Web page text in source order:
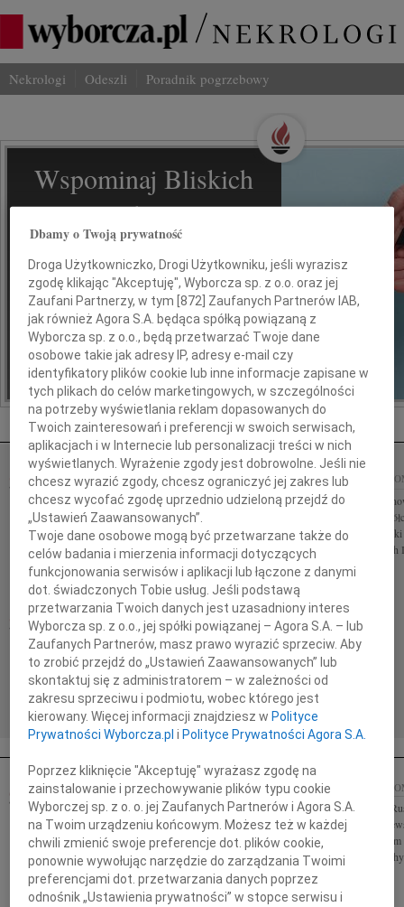
Nekrologi Odeszli Poradnik pogrzebowy
Wspominaj Bliskich
Na Odeszli.pl
Jak ich zapamiętaliśmy? Serwis
odeszli.pl z Grupy Wyborcza, to
możliwość stworzenia unikalnego
wspomnienia. Dziel się nim z rodziną i
przyjaciółmi.
*ogłoszenie
Nekrologi Radom
06.08.2026RADOM
Annie Ciskowskiej wyrazy najgłębszego
współczucia z powodu śmierci Mamy składają
Zarząd oraz koleżanki i koledzy z firmy FUNAM Sp.
z o.o. Wrocław Aniu, z wielkim żalem i...
06.08.2026
Sędziemu
głębokiemu
składają
Sędziów
06.08.2026
Sędziemu Marcinowi Kobylskiemu wyrazy
głębokiemu współczucia z powodu śmierci Taty
składają Koleżanki i Koledzy ze Stowarzyszenia
Sędziów Polskich IUSTITIA...
04.06.2021RADOM
Drogiemu Koledze Piotrowi Świercz wyrazy
głębokiego współczucia z powodu śmierci Taty
składają Przyjaciele z Centrum Prawa Bankowego i
Informacji Sp. z o.o.
28.05.2021
Panu Leszkowi
im. Jacka
Rodzinie i
żalu i słowa
Dbamy o Twoją prywatność
Droga Użytkowniczko, Drogi Użytkowniku, jeśli wyrazisz
zgodę klikając "Akceptuję", Wyborcza sp. z o.o. oraz jej
Zaufani Partnerzy, w tym [872 ] Zaufanych Partnerów IAB,
jak również Agora S.A. będąca spółką powiązaną z
Wyborcza sp. z o.o., będą przetwarzać Twoje dane
osobowe takie jak adresy IP, adresy e-mail czy
identyfikatory plików cookie lub inne informacje zapisane w
tych plikach do celów marketingowych, w szczególności
na potrzeby wyświetlania reklam dopasowanych do
Twoich zainteresowań i preferencji w swoich serwisach,
aplikacjach i w Internecie lub personalizacji treści w nich
wyświetlanych. Wyrażenie zgody jest dobrowolne. Jeśli nie
chcesz wyrazić zgody, chcesz ograniczyć jej zakres lub
chcesz wycofać zgodę uprzednio udzieloną przejdź do
„Ustawień Zaawansowanych”.
Twoje dane osobowe mogą być przetwarzane także do
celów badania i mierzenia informacji dotyczących
funkcjonowania serwisów i aplikacji lub łączone z danymi
dot. świadczonych Tobie usług. Jeśli podstawą
przetwarzania Twoich danych jest uzasadniony interes
Wyborcza sp. z o.o., jej spółki powiązanej – Agora S.A. – lub
Zaufanych Partnerów, masz prawo wyrazić sprzeciw. Aby
to zrobić przejdź do „Ustawień Zaawansowanych” lub
skontaktuj się z administratorem – w zależności od
zakresu sprzeciwu i podmiotu, wobec którego jest
kierowany. Więcej informacji znajdziesz w Polityce
Prywatności Wyborcza.pl i Polityce Prywatności Agora S.A.
Poprzez kliknięcie "Akceptuję" wyrażasz zgodę na
zainstalowanie i przechowywanie plików typu cookie
Wyborczej sp. z o. o. jej Zaufanych Partnerów i Agora S.A.
na Twoim urządzeniu końcowym. Możesz też w każdej
chwili zmienić swoje preferencje dot. plików cookie,
ponownie wywołując narzędzie do zarządzania Twoimi
preferencjami dot. przetwarzania danych poprzez
odnośnik „Ustawienia prywatności” w stopce serwisu i